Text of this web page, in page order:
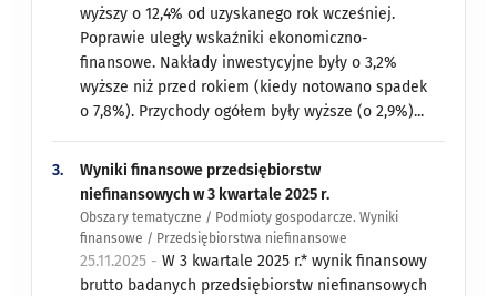
wyższy o 12,4% od uzyskanego rok wcześniej.
Poprawie uległy wskaźniki ekonomiczno-
finansowe. Nakłady inwestycyjne były o 3,2%
wyższe niż przed rokiem (kiedy notowano spadek
o 7,8%). Przychody ogółem były wyższe (o 2,9%)...
3.
Wyniki finansowe przedsiębiorstw
niefinansowych w 3 kwartale 2025 r.
Obszary tematyczne / Podmioty gospodarcze. Wyniki
finansowe / Przedsiębiorstwa niefinansowe
25.11.2025 -W 3 kwartale 2025 r.* wynik finansowy
brutto badanych przedsiębiorstw niefinansowych